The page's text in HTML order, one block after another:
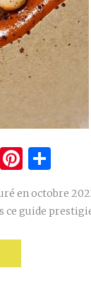
LinkedIn
en octobre
ce guide